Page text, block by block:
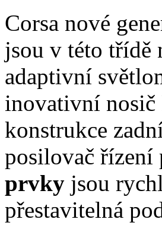
Corsa nové
jsou v této třídě
adaptivní
inovativní nosič
konstrukce
posilovač řízení
prvky jsou
přestavitelná